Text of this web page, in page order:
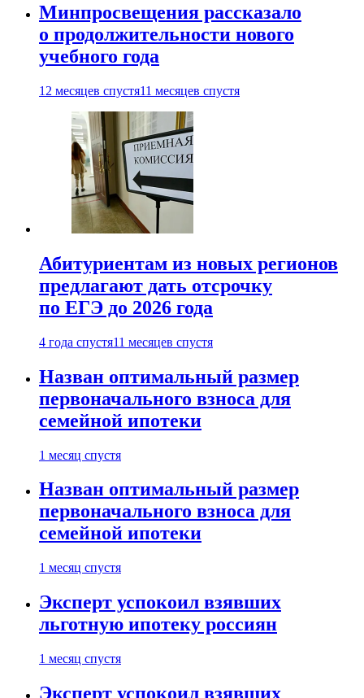
Минпросвещения рассказало
о продолжительности нового
учебного года
12 месяцев спустя11 месяцев спустя
Абитуриентам из новых регионов
предлагают дать отсрочку
по ЕГЭ до 2026 года
4 года спустя11 месяцев спустя
Назван оптимальный размер
первоначального взноса для
семейной ипотеки
1 месяц спустя
Назван оптимальный размер
первоначального взноса для
семейной ипотеки
1 месяц спустя
Эксперт успокоил взявших
льготную ипотеку россиян
1 месяц спустя
Эксперт успокоил взявших